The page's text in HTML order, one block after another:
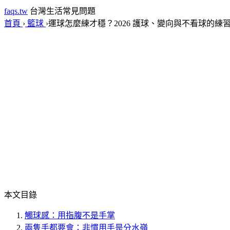
faqs.tw 台灣生活常見問題
首頁 › 籃球 ›運球怎麼練才穩？2026 護球、變向與不看球的練
本文目錄
觸球感：用指腹不是手掌
兩隻手都要會：非慣用手是分水嶺